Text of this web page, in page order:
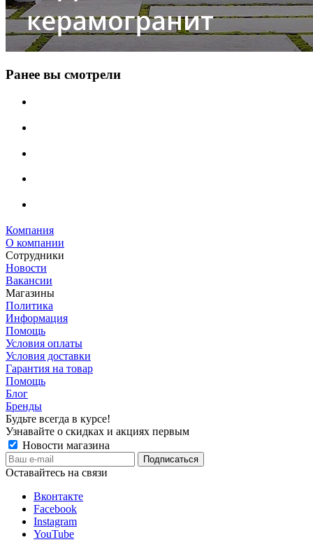
Ранее вы смотрели
Компания
О компании
Сотрудники
Новости
Вакансии
Магазины
Политика
Информация
Помощь
Условия оплаты
Условия доставки
Гарантия на товар
Помощь
Блог
Бренды
Будьте всегда в курсе!
Узнавайте о скидках и акциях первым
Новости магазина
Оставайтесь на связи
Вконтакте
Facebook
Instagram
YouTube